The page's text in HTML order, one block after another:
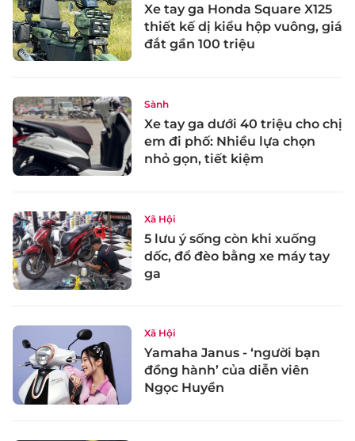
Xe tay ga Honda Square X125
thiết kế dị kiểu hộp vuông, giá
đắt gần 100 triệu
Sành
Xe tay ga dưới 40 triệu cho chị
em đi phố: Nhiều lựa chọn
nhỏ gọn, tiết kiệm
Xã Hội
5 lưu ý sống còn khi xuống
dốc, đổ đèo bằng xe máy tay
ga
Xã Hội
Yamaha Janus - ‘người bạn
đồng hành’ của diễn viên
Ngọc Huyền